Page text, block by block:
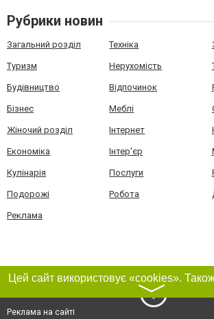
Рубрики новин
Загальний розділ Техніка
Туризм Нерухомість
Будівництво Відпочинок
Бізнес Меблі
Жіночий розділ Інтернет
Економіка Інтер'єр
Кулінарія Послуги
Подорожі Робота
Реклама
〉
Реклама на сайті